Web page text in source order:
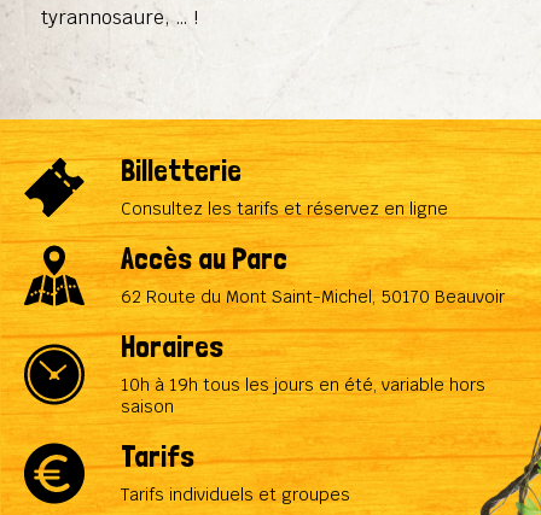
tyrannosaure, … !
Billetterie
Consultez les tarifs et réservez en ligne
Accès au Parc
62 Route du Mont Saint-Michel, 50170 Beauvoir
Horaires
10h à 19h tous les jours en été, variable hors
saison
Tarifs
Tarifs individuels et groupes